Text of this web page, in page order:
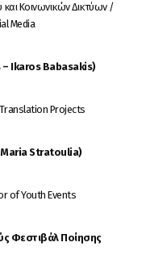
και Κοινωνικών Δικτύων /
Media
Ikaros Babasakis)
Projects
MariaStratoulia)
of Youth Events
Φεστιβάλ Ποίησης